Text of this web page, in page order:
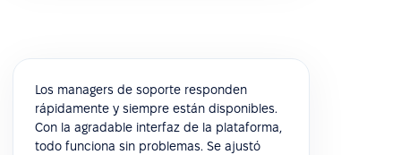
Los managers de soporte responden
rápidamente y siempre están disponibles.
Con la agradable interfaz de la plataforma,
todo funciona sin problemas. Se ajustó